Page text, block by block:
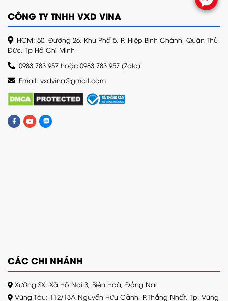
CÔNG TY TNHH VXD VINA
HCM: 50, Đường 26, Khu Phố 5, P. Hiệp Bình Chánh, Quận Thủ
Đức, Tp Hồ Chí Minh
0983 783 957 hoặc 0983 783 957 (Zalo)
Email: vxdvina@gmail.com
CÁC CHI NHÁNH
Xưởng SX: Xã Hố Nai 3, Biên Hoà, Đồng Nai
Vũng Tàu: 112/13A Nguyễn Hữu Cảnh, P.Thắng Nhất, Tp. Vũng